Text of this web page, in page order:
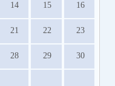
14 15 16
21 22 23
28 29 30